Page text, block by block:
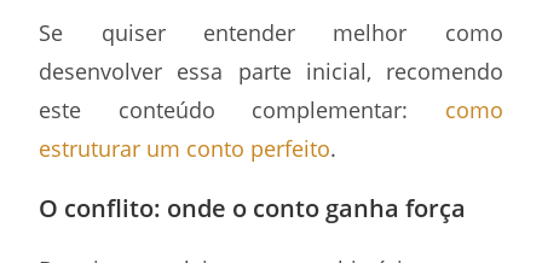
Se quiser entender melhor como
desenvolver essa parte inicial, recomendo
este conteúdo complementar: como
estruturar um conto perfeito.
O conflito: onde o conto ganha força